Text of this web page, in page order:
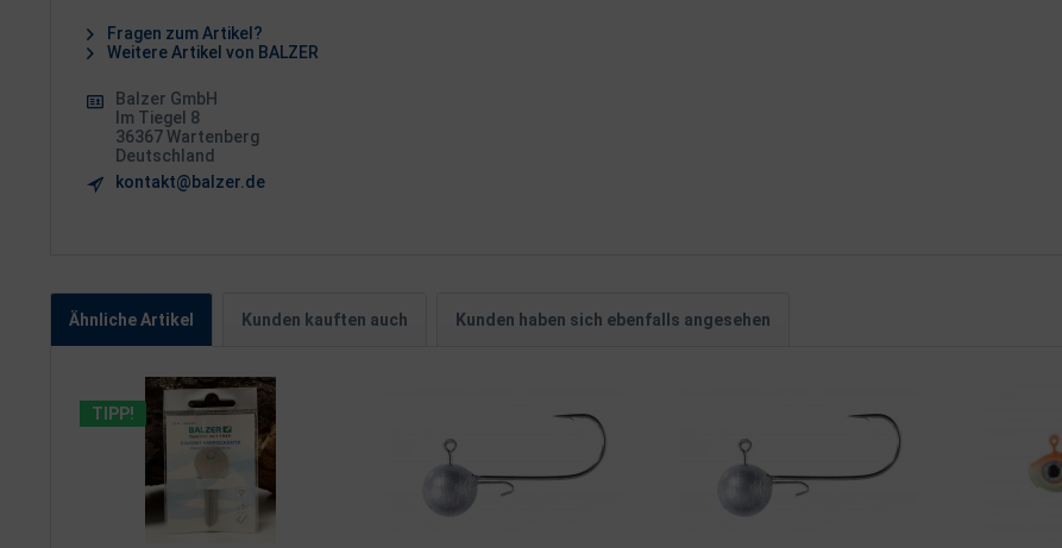
Fragen zum Artikel?
Weitere Artikel von BALZER
Balzer GmbH
Im Tiegel 8
36367 Wartenberg
Deutschland
kontakt@balzer.de
Ähnliche Artikel Kunden kauften auch Kunden haben sich ebenfalls angesehen
TIPP!